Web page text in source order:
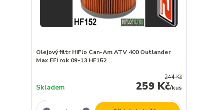
Olejový filtr HiFlo Can-Am ATV 400 Outlander
Max EFI rok 09-13 HF152
244 Kč
259 Kč/kus
Skladem